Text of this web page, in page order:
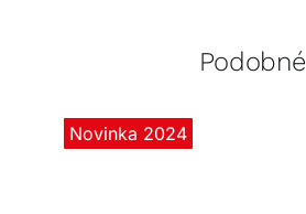
Podobné
Novinka 2024